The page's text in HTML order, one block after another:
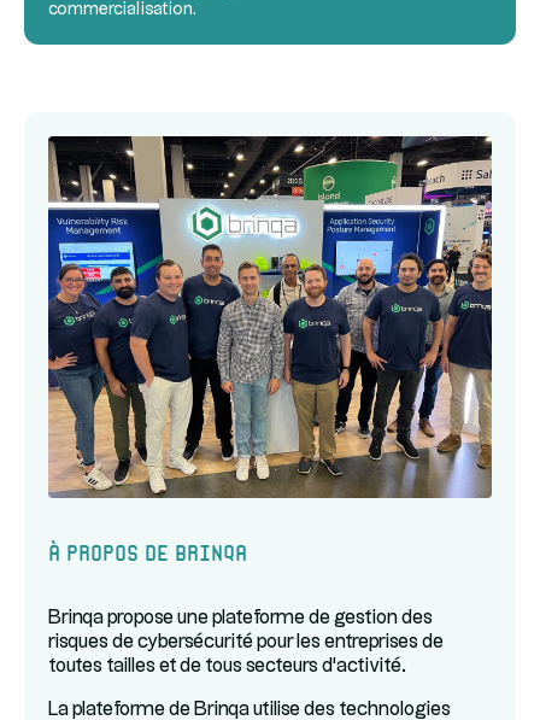
commercialisation.
À propos de Brinqa
Brinqa propose une plateforme de gestion des
risques de cybersécurité pour les entreprises de
toutes tailles et de tous secteurs d'activité.
La plateforme de Brinqa utilise des technologies